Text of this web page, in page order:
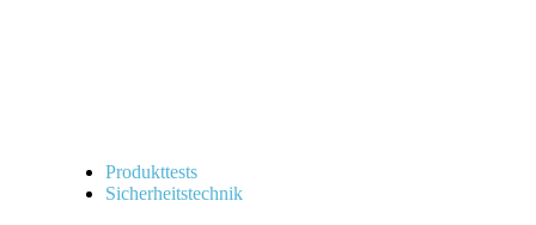
Produkttests
Sicherheitstechnik